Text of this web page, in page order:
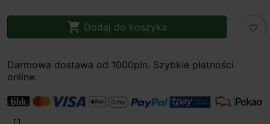
 Dodaj do koszyka favorite_border
Darmowa dostawa od 1000pln. Szybkie płatności
online.